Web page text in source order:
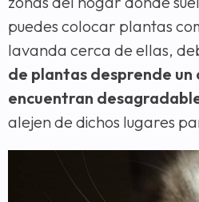
puedes colocar plantas
lavanda cerca de ellas,
de plantas desprende un
encuentran
alejen de dichos lugares